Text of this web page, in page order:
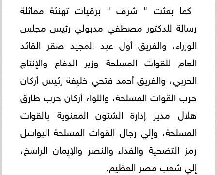
كما بعثت " شرف " برقيات تهنئة مماثلة
رسالة للدكتور مصطفي مدبولي رئيس مجلس
الوزراء، والفريق أول عبد المجيد صقر القائد
العام للقوات المسلحة وزير الدفاع والإنتاج
الحربي، والفريق أحمد فتحي خليفة رئيس أركان
حرب القوات المسلحة، واللواء أركان حرب طارق
هلال مدير إدارة الشئون المعنوية بالقوات
المسلحة، وإلي رجال القوات المسلحة البواسل
رمز التضحية والفداء والنصر والإيمان الراسخ،
إلي شعب مصر العظيم.